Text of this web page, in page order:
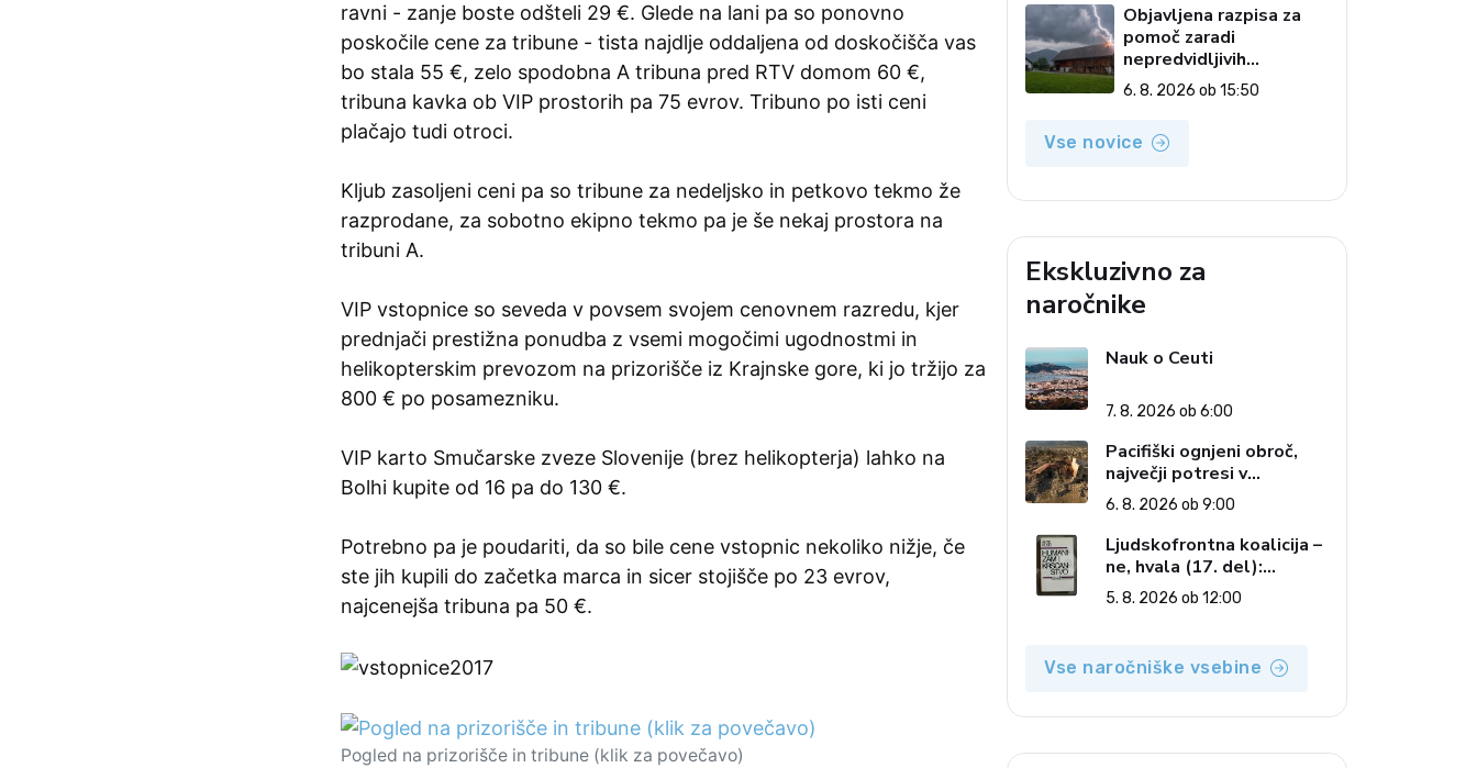
ravni - zanje boste odšteli 29 €. Glede na lani pa so ponovno
poskočile cene za tribune - tista najdlje oddaljena od doskočišča vas
bo stala 55 €, zelo spodobna A tribuna pred RTV domom 60 €,
tribuna kavka ob VIP prostorih pa 75 evrov. Tribuno po isti ceni
plačajo tudi otroci.
Kljub zasoljeni ceni pa so tribune za nedeljsko in petkovo tekmo že
razprodane, za sobotno ekipno tekmo pa je še nekaj prostora na
tribuni A.
VIP vstopnice so seveda v povsem svojem cenovnem razredu, kjer
prednjači prestižna ponudba z vsemi mogočimi ugodnostmi in
helikopterskim prevozom na prizorišče iz Krajnske gore, ki jo tržijo za
800 € po posamezniku.
VIP karto Smučarske zveze Slovenije (brez helikopterja) lahko na
Bolhi kupite od 16 pa do 130 €.
Potrebno pa je poudariti, da so bile cene vstopnic nekoliko nižje, če
ste jih kupili do začetka marca in sicer stojišče po 23 evrov,
najcenejša tribuna pa 50 €.
Pogled na prizorišče in tribune (klik za povečavo)
Objavljena razpisa za
pomoč zaradi
nepredvidljivih
dogodkov na kmetiji
6. 8. 2026 ob 15:50
Vse novice
Ekskluzivno za
naročnike
Nauk o Ceuti
7. 8. 2026 ob 6:00
Pacifiški ognjeni obroč,
največji potresi v
zgodovini in cena pozabe
6. 8. 2026 ob 9:00
Ljudskofrontna koalicija –
ne, hvala (17. del):
Priprave na sestop z
oblasti – dvorska
delu: Revija 2000 in
revolucionarna izvotlitev
5. 8. 2026 ob 12:00
Vse naročniške vsebine